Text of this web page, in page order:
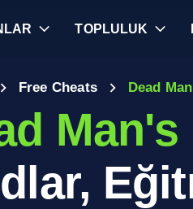
TOPLULUK
Free Cheats Dead
Man's